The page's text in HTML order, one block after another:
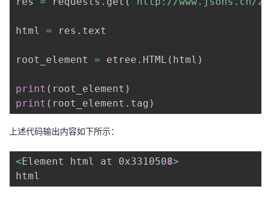
动
关
注
证
实
验
的
收
藏
持
建
议
html = res . text
root_element = etree . HTML ( html )
print ( root_element )
print ( root_element . tag )
上述代码输出内容如下所示：
< Element html at 0x3310508>